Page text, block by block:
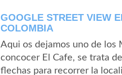
GOOGLE STREET VIEW
COLOMBIA
Aqui os dejamos uno de los
concocer El Cafe, se trata
flechas para recorrer la